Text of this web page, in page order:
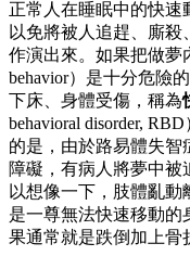
正常人在睡眠中的快速
以免將被人追趕、廝
作演出來。如果把做夢
behavior）是十分危險
下床、身體受傷，稱為
behavioral disorder,
的是，由於路易體失智
障礙，有病人將夢中
以想像一下，肢體亂
是一尊無法快速移動
果通常就是跌倒加上骨